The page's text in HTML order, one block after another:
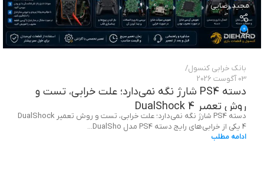
مجید رضایی
0
بانک خرابی‌ کنسول
03 آگوست 2026
دسته PS4 شارژ نگه نمی‌دارد؛ علت خرابی، تست و
روش تعمیر DualShock 4
دسته PS4 شارژ نگه نمی‌دارد؛ علت خرابی، تست و روش تعمیر DualShock
4 یکی از خرابی‌های رایج دسته PS4 مدل DualSho...
ادامه مطلب